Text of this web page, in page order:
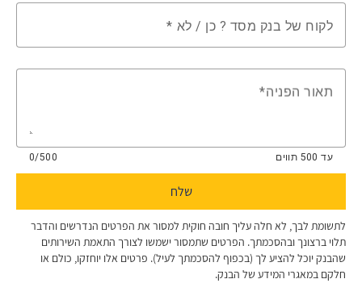
לקוח של בנק מסד ? כן / לא
תאור הפניה
עד 500 תווים 0/500
שלח
לתשומת לבך, לא חלה עליך חובה חוקית למסור את הפרטים הנדרשים והדבר
תלוי ברצונך ובהסכמתך. ​הפרטים שתמסור ישמשו לצורך התאמת השירותים
שהבנק יוכל להציע לך (בכפוף להסכמתך לעיל). פרטים אלו יוחזקו, כולם או
חלקם במאגרי המידע של הבנק.